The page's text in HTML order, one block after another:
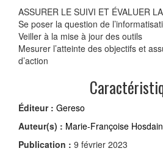
ASSURER LE SUIVI ET ÉVALUER
Se poser la question de
Veiller à la mise à jour des outils
Mesurer l’atteinte des objectifs et
d’action
Éditeur : Gereso
Auteur(s) : Marie-Françoise Hosdain
Publication : 9 février 2023